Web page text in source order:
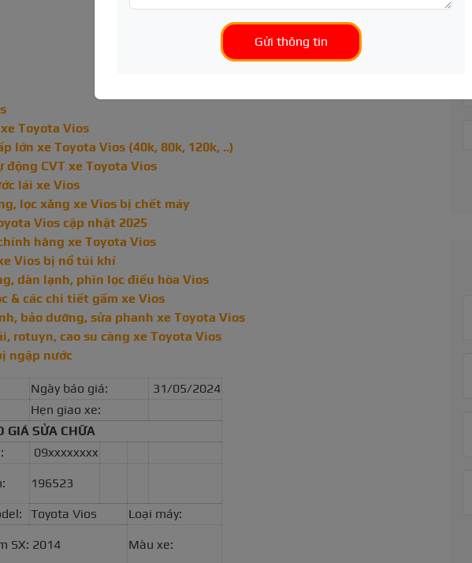
Gửi thông tin
Toyota Vios
lớn xe Toyota Vios (40k, 80k, 120k, ..)
động CVT xe Toyota Vios
lái xe Vios
lọc xăng xe Vios bị chết máy
Vios cập nhật 2025
hãng xe Toyota Vios
Vios bị nổ túi khí
dàn lạnh, phin lọc điều hòa Vios
& các chi tiết gầm xe Vios
bảo dưỡng, sửa phanh xe Toyota Vios
rotuyn, cao su càng xe Toyota Vios
ngập nước
Ngày báo giá:
31/05/2024
Hẹn giao xe:
GIÁ SỬA CHỮA
09xxxxxxxx
196523
Toyota Vios
Loại máy:
SX: 2014 Màu xe: